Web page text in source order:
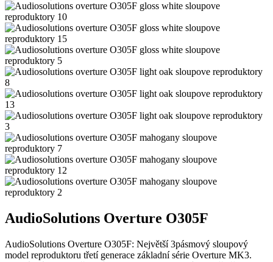
AudioSolutions Overture O305F
AudioSolutions Overture O305F: Největší 3pásmový sloupový
model reproduktoru třetí generace základní série Overture MK3.